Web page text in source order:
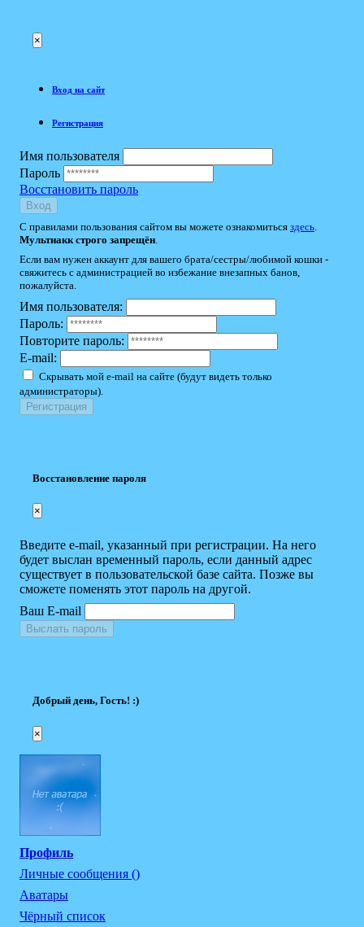
×
Вход на сайт
Регистрация
Имя пользователя
Пароль
Восстановить пароль
Вход
С правилами пользования сайтом вы можете ознакомиться здесь
Мультиакк строго запрещён
Если вам нужен аккаунт для вашего брата/сестры/любимой кошки -
свяжитесь с администрацией во избежание внезапных банов,
пожалуйста.
Имя пользователя:
Пароль:
Повторите пароль:
E-mail:
Скрывать мой e-mail на сайте (будут видеть только
администраторы).
Восстановление пароля
×
Введите e-mail, указанный при регистрации. На него
будет выслан временный пароль, если данный адрес
существует в пользовательской базе сайта. Позже вы
сможете поменять этот пароль на другой.
Ваш E-mail
Выслать пароль
Добрый день, Гость! :)
×
Профиль
Личные сообщения ()
Аватары
Чёрный список